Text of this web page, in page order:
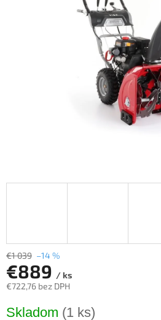
€1 039 –14 %
€889 / ks
€722,76 bez DPH
cena:
Skladom (1 ks)